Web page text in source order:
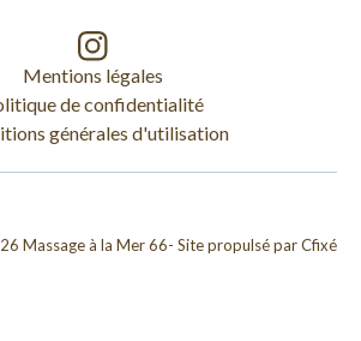
Mentions légales
de confidentialité
générales d'utilisation
Massage à la Mer 66- Site propulsé parCfixé